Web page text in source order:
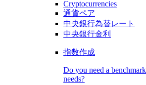
Cryptocurrencies
通貨ペア
中央銀行為替レート
中央銀行金利
指数作成
Do you need a
needs?